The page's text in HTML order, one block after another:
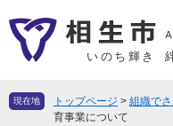
ー
先
ニ
を
いのち輝き
現在地 トップページ > 組織で
育事業について